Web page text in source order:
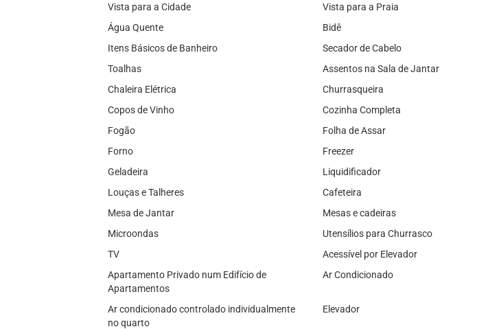
Vista para a Cidade
Vista para a Praia
Água Quente
Bidê
Itens Básicos de Banheiro
Secador de Cabelo
Toalhas
Assentos na Sala de Jantar
Chaleira Elétrica
Churrasqueira
Copos de Vinho
Cozinha Completa
Fogão
Folha de Assar
Forno
Freezer
Geladeira
Liquidificador
Louças e Talheres
Cafeteira
Mesa de Jantar
Mesas e cadeiras
Microondas
Utensílios para Churrasco
TV
Acessível por Elevador
Apartamento Privado num Edifício de
Apartamentos
Ar Condicionado
Ar condicionado controlado individualmente
no quarto
Elevador